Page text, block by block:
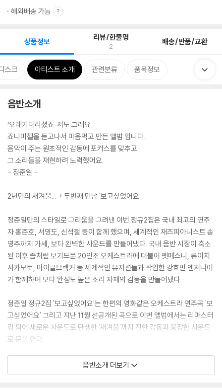
해외배송 가능
상품정보 리뷰/한줄평
2 배송/반품/교환
스크 아티스트 소개 관련분류 품목정보
음반소개
‘오래기다리셨죠. 저도 그래요.
죠니미첼을 듣고나서 마음먹고 만든 앨범 입니다.
음악이 주는 원초적인 감동에 포커스를 맞추고
그 소리들을 재현하려 노력했어요.
- 정준일 -
2년만의 새겨울...그 두번째 만남 '보고싶었어요'
정준일만의 스타일로 그리움을 그려낸 이번 정규2집은 국내 최고의 연주
자 홍준호, 서영도, 신석철 등이 함께 했으며, 세계적인 재즈피아니스트 송
영주까지 가세, 보다 완벽한 사운드를 만들어냈다. 국내 음반 시장이 축소
된 이후 좀처럼 보기드문 20인조 오케스트라에 더불어 펫메스니, 류이치
사카모토, 마이클브렉커 등 세계적인 뮤지션들과 작업한 강효민 엔지니어
가 함께하며 보다 완성도 높은 소리 자체의 감동을 만들어냈다.
정준일 정규2집 '보고싶었어요'는 한편의 영화같은 오케스트라 연주곡 '보
고싶었어요' 그리고 지난 11월 선공개된 곡으로 이번 앨범에서는 리마스터
링 되어 새로운 사운드로 탄생한 '새겨울'까지 진한 감동과 웅장한 사운드
로 문을 연다.
이번 앨범의 타이틀 곡이자 세번째 트랙 '고백'은 진솔한 가사와 호소력 짙
은 목소리에 정준일 특유의 애절함이 뭍어 있는 곡이다. 갈등하는 남성의
음반소개 더보기